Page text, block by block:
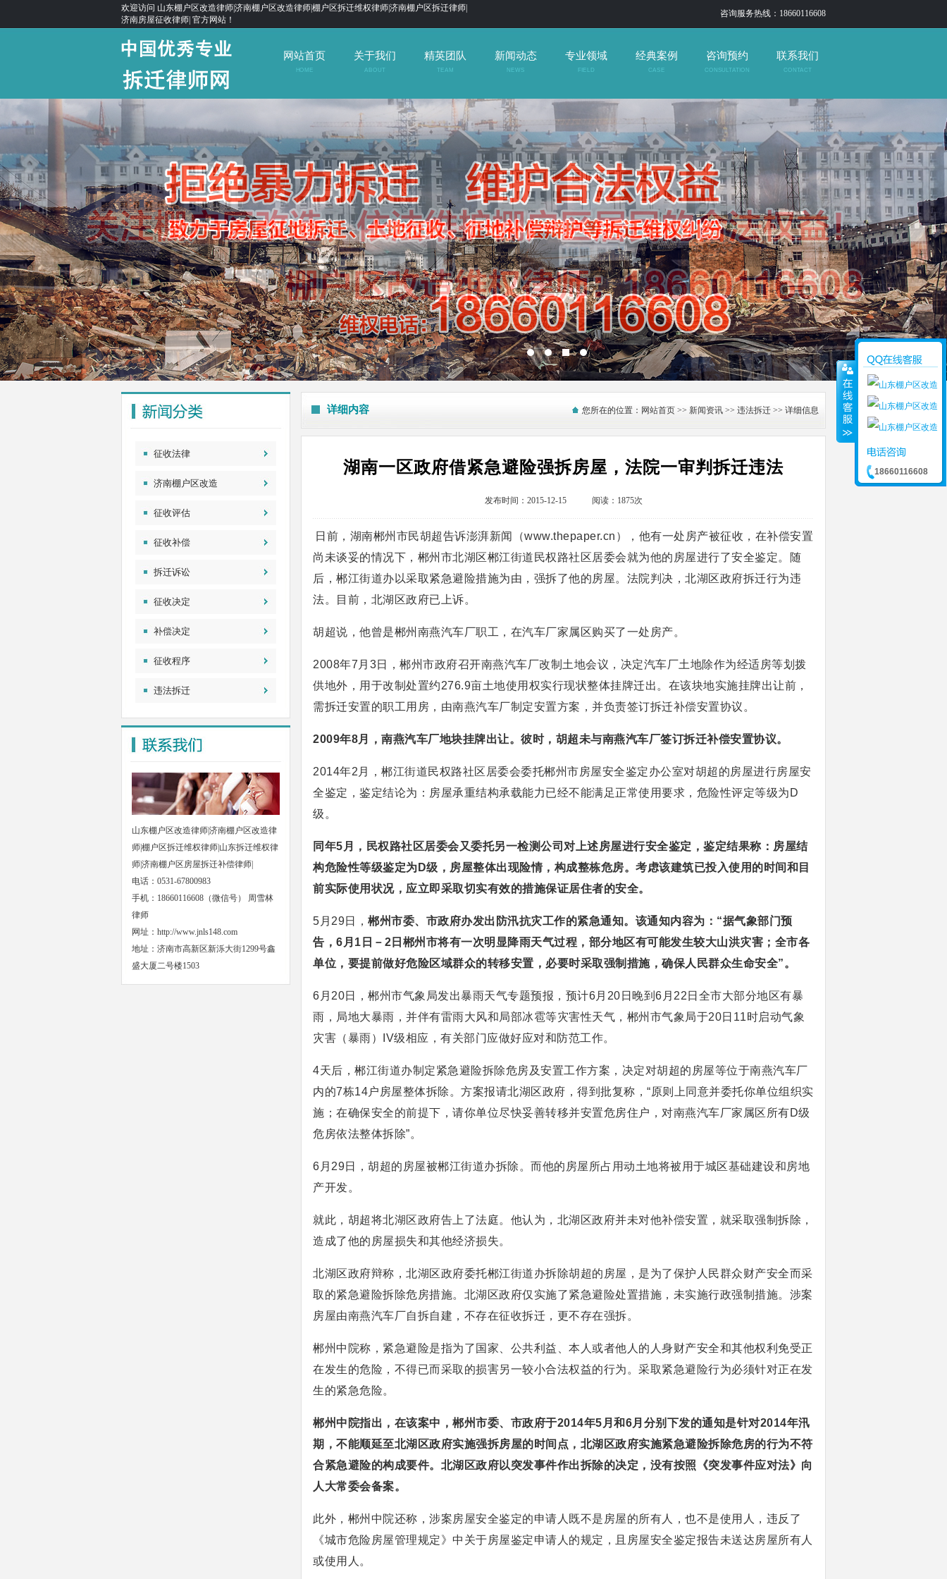
欢迎访问 山东棚户区改造律师|济南棚户区改造律师|棚户区拆迁维权律师|济南棚户区拆迁律师|
济南房屋征收律师| 官方网站！
咨询服务热线：18660116608
网站首页
HOME
关于我们
ABOUT
精英团队
TEAM
新闻动态
NEWS
专业领域
FIELD
经典案例
CASE
咨询预约
CONSULTATION
联系我们
CONTACT
征收法律
济南棚户区改造
征收评估
征收补偿
拆迁诉讼
征收决定
补偿决定
征收程序
违法拆迁
山东棚户区改造律师|济南棚户区改造律
师|棚户区拆迁维权律师|山东拆迁维权律
师|济南棚户区房屋拆迁补偿律师|
电话：0531-67800983
手机：18660116608（微信号） 周雪林
律师
网址： http://www.jnls148.com
地址：济南市高新区新泺大街1299号鑫
盛大厦二号楼1503
详细内容 您所在的位置： 网站首页 >> 新闻资讯 >> 违法拆迁 >> 详细信息
湖南一区政府借紧急避险强拆房屋，法院一审判拆迁违法
发布时间：2015-12-15 阅读：1875次
日前，湖南郴州市民胡超告诉澎湃新闻（www.thepaper.cn），他有一处房产被征收，在补偿安置
尚未谈妥的情况下，郴州市北湖区郴江街道民权路社区居委会就为他的房屋进行了安全鉴定。随
后，郴江街道办以采取紧急避险措施为由，强拆了他的房屋。法院判决，北湖区政府拆迁行为违
法。目前，北湖区政府已上诉。
胡超说，他曾是郴州南燕汽车厂职工，在汽车厂家属区购买了一处房产。
2008年7月3日，郴州市政府召开南燕汽车厂改制土地会议，决定汽车厂土地除作为经适房等划拨
供地外，用于改制处置约276.9亩土地使用权实行现状整体挂牌迁出。在该块地实施挂牌出让前，
需拆迁安置的职工用房，由南燕汽车厂制定安置方案，并负责签订拆迁补偿安置协议。
2009年8月，南燕汽车厂地块挂牌出让。彼时，胡超未与南燕汽车厂签订拆迁补偿安置协议。
2014年2月，郴江街道民权路社区居委会委托郴州市房屋安全鉴定办公室对胡超的房屋进行房屋安
全鉴定，鉴定结论为：房屋承重结构承载能力已经不能满足正常使用要求，危险性评定等级为D
级。
同年5月，民权路社区居委会又委托另一检测公司对上述房屋进行安全鉴定，鉴定结果称：房屋结
构危险性等级鉴定为D级，房屋整体出现险情，构成整栋危房。考虑该建筑已投入使用的时间和目
前实际使用状况，应立即采取切实有效的措施保证居住者的安全。
5月29日， 郴州市委、市政府办发出防汛抗灾工作的紧急通知。该通知内容为：“据气象部门预
告，6月1日－2日郴州市将有一次明显降雨天气过程，部分地区有可能发生较大山洪灾害；全市各
单位，要提前做好危险区域群众的转移安置，必要时采取强制措施，确保人民群众生命安全”。
6月20日，郴州市气象局发出暴雨天气专题预报，预计6月20日晚到6月22日全市大部分地区有暴
雨，局地大暴雨，并伴有雷雨大风和局部冰雹等灾害性天气，郴州市气象局于20日11时启动气象
灾害（暴雨）IV级相应，有关部门应做好应对和防范工作。
4天后，郴江街道办制定紧急避险拆除危房及安置工作方案，决定对胡超的房屋等位于南燕汽车厂
内的7栋14户房屋整体拆除。方案报请北湖区政府，得到批复称，“原则上同意并委托你单位组织实
施；在确保安全的前提下，请你单位尽快妥善转移并安置危房住户，对南燕汽车厂家属区所有D级
危房依法整体拆除”。
6月29日，胡超的房屋被郴江街道办拆除。而他的房屋所占用动土地将被用于城区基础建设和房地
产开发。
就此，胡超将北湖区政府告上了法庭。他认为，北湖区政府并未对他补偿安置，就采取强制拆除，
造成了他的房屋损失和其他经济损失。
北湖区政府辩称，北湖区政府委托郴江街道办拆除胡超的房屋，是为了保护人民群众财产安全而采
取的紧急避险拆除危房措施。北湖区政府仅实施了紧急避险处置措施，未实施行政强制措施。涉案
房屋由南燕汽车厂自拆自建，不存在征收拆迁，更不存在强拆。
郴州中院称，紧急避险是指为了国家、公共利益、本人或者他人的人身财产安全和其他权利免受正
在发生的危险，不得已而采取的损害另一较小合法权益的行为。采取紧急避险行为必须针对正在发
生的紧急危险。
郴州中院指出，在该案中，郴州市委、市政府于2014年5月和6月分别下发的通知是针对2014年汛
期，不能顺延至北湖区政府实施强拆房屋的时间点，北湖区政府实施紧急避险拆除危房的行为不符
合紧急避险的构成要件。北湖区政府以突发事件作出拆除的决定，没有按照《突发事件应对法》向
人大常委会备案。
此外，郴州中院还称，涉案房屋安全鉴定的申请人既不是房屋的所有人，也不是使用人，违反了
《城市危险房屋管理规定》中关于房屋鉴定申请人的规定，且房屋安全鉴定报告未送达房屋所有人
或使用人。
18660116608